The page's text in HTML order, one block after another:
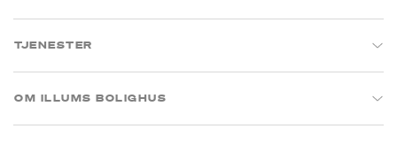
TJENESTER
OM ILLUMS BOLIGHUS